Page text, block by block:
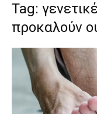
Tag:
προκαλούν